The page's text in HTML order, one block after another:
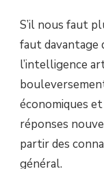
S’il nous faut
faut davantage
l’intelligence
économiques
réponses
partir des
général.